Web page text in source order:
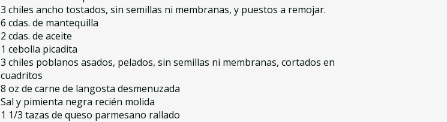
3 chiles ancho tostados, sin semillas ni membranas, y puestos a remojar.
6 cdas. de mantequilla
2 cdas. de aceite
1 cebolla picadita
3 chiles poblanos asados, pelados, sin semillas ni membranas, cortados en
cuadritos
8 oz de carne de langosta desmenuzada
Sal y pimienta negra recién molida
1 1/3 tazas de queso parmesano rallado